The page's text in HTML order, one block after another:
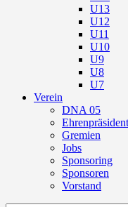
U13
U12
U11
U10
U9
U8
U7
Verein
DNA 05
Ehrenpräsident
Gremien
Jobs
Sponsoring
Sponsoren
Vorstand